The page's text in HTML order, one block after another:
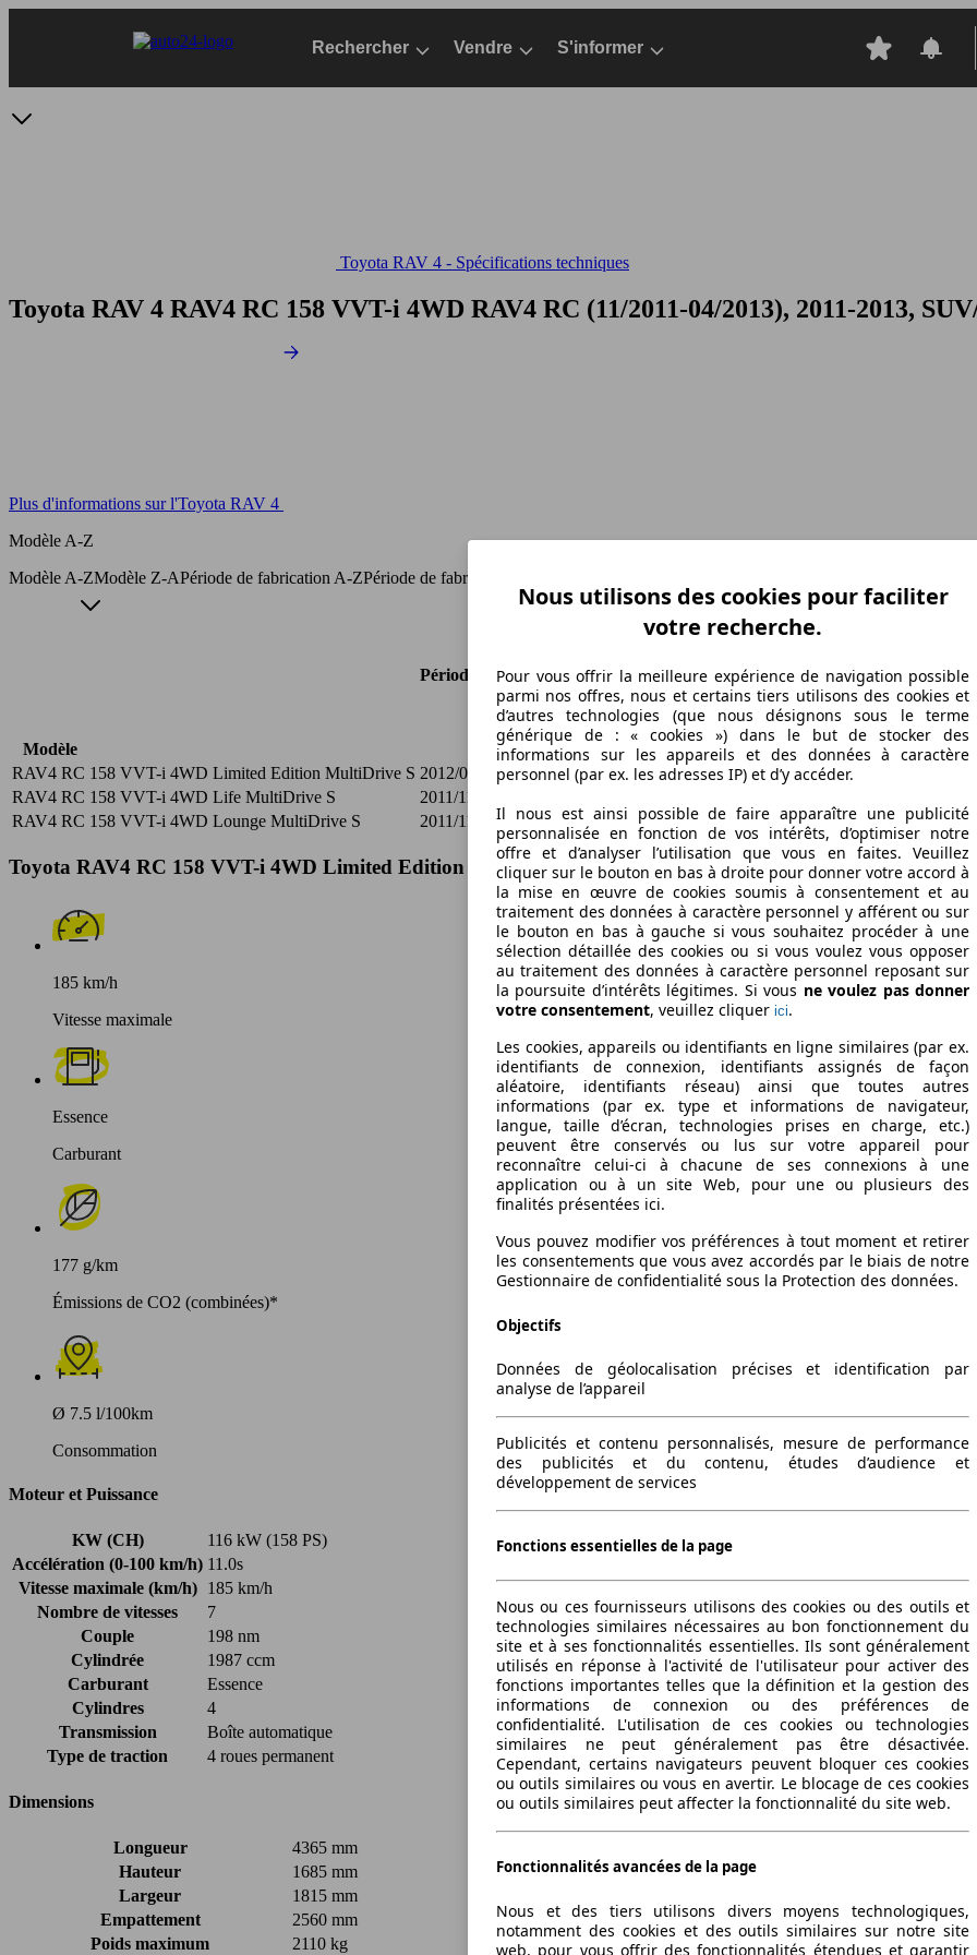
Rechercher Vendre S'informer
Toyota RAV 4 - Spécifications techniques
Toyota RAV 4 RAV4 RC 158 VVT-i 4WD RAV4 RC (11/2011-04/2013), 2011-2013,
Plus d'informations sur l'Toyota RAV 4
Modèle A-Z
Modèle A-ZModèle Z-APériode de fabrication A-ZPériode de fabrication Z-A Ø
Modèle
Période de fabrication Puissance Ø Consommation
RAV4 RC 158 VVT-i 4WD Limited Edition MultiDrive S 2012/03 - 2013/04 116 KW (158 PS) 7.5 l/100km
RAV4 RC 158 VVT-i 4WD Life MultiDrive S
2011/11 - 2012/04
RAV4 RC 158 VVT-i 4WD Lounge MultiDrive S
2011/11 - 2013/04 116 KW (158 PS) 7.5 l/100km
Toyota RAV4 RC 158 VVT-i 4WD Limited Edition MultiDrive S Spécifications techniques
185 km/h
Vitesse maximale
Essence
Carburant
177 g/km
Émissions de CO2 (combinées)*
Ø 7.5 l/100km
Consommation
Moteur et Puissance
KW (CH)
116 kW (158 PS)
Accélération (0-100 km/h) 11.0s
Vitesse maximale (km/h)
185 km/h
Nombre de vitesses
7
Couple
198 nm
Cylindrée
1987 ccm
Carburant
Essence
Cylindres
4
Transmission
Boîte automatique
Type de traction
4 roues permanent
Dimensions
Longueur
4365 mm
Hauteur
1685 mm
Largeur
1815 mm
Empattement
2560 mm
Poids maximum
2110 kg
Nous utilisons des cookies pour faciliter
votre recherche.
Pour vous offrir la meilleure expérience de navigation possible
parmi nos offres, nous et certains tiers utilisons des cookies et
d’autres technologies (que nous désignons sous le terme
générique de : « cookies ») dans le but de stocker des
informations sur les appareils et des données à caractère
personnel (par ex. les adresses IP) et d’y accéder.
Il nous est ainsi possible de faire apparaître une publicité
personnalisée en fonction de vos intérêts, d’optimiser notre
offre et d’analyser l’utilisation que vous en faites. Veuillez
cliquer sur le bouton en bas à droite pour donner votre accord à
la mise en œuvre de cookies soumis à consentement et au
traitement des données à caractère personnel y afférent ou sur
le bouton en bas à gauche si vous souhaitez procéder à une
sélection détaillée des cookies ou si vous voulez vous opposer
au traitement des données à caractère personnel reposant sur
la poursuite d’intérêts légitimes. Si vous ne voulez pas donner
votre consentement, veuillez cliquer ici.
Les cookies, appareils ou identifiants en ligne similaires (par ex.
identifiants de connexion, identifiants assignés de façon
aléatoire, identifiants réseau) ainsi que toutes autres
informations (par ex. type et informations de navigateur,
langue, taille d’écran, technologies prises en charge, etc.)
peuvent être conservés ou lus sur votre appareil pour
reconnaître celui-ci à chacune de ses connexions à une
application ou à un site Web, pour une ou plusieurs des
finalités présentées ici.
Vous pouvez modifier vos préférences à tout moment et retirer
les consentements que vous avez accordés par le biais de notre
Gestionnaire de confidentialité sous la Protection des données.
Objectifs
Données de géolocalisation précises et identification par
analyse de l’appareil
Publicités et contenu personnalisés, mesure de performance
des publicités et du contenu, études d’audience et
développement de services
Fonctions essentielles de la page
Nous ou ces fournisseurs utilisons des cookies ou des outils et
technologies similaires nécessaires au bon fonctionnement du
site et à ses fonctionnalités essentielles. Ils sont généralement
utilisés en réponse à l'activité de l'utilisateur pour activer des
fonctions importantes telles que la définition et la gestion des
informations de connexion ou des préférences de
confidentialité. L'utilisation de ces cookies ou technologies
similaires ne peut généralement pas être désactivée.
Cependant, certains navigateurs peuvent bloquer ces cookies
ou outils similaires ou vous en avertir. Le blocage de ces cookies
ou outils similaires peut affecter la fonctionnalité du site web.
Fonctionnalités avancées de la page
Nous et des tiers utilisons divers moyens technologiques,
notamment des cookies et des outils similaires sur notre site
web, pour vous offrir des fonctionnalités étendues et garantir